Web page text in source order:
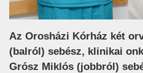
Az Orosházi Kórház két
(balról) sebész, klinikai
Grósz Miklós (jobbról)